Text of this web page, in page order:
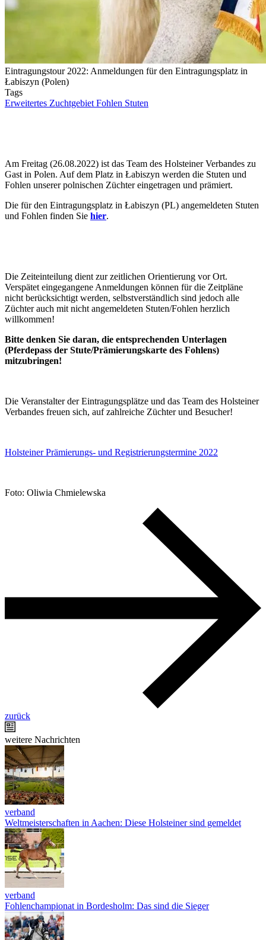
Eintragungstour 2022: Anmeldungen für den Eintragungsplatz in
Łabiszyn (Polen)
Tags
Erweitertes Zuchtgebiet Fohlen Stuten
Am Freitag (26.08.2022) ist das Team des Holsteiner Verbandes zu
Gast in Polen. Auf dem Platz in Łabiszyn werden die Stuten und
Fohlen unserer polnischen Züchter eingetragen und prämiert.
Die für den Eintragungsplatz in Łabiszyn (PL) angemeldeten Stuten
und Fohlen finden Sie hier.
Die Zeiteinteilung dient zur zeitlichen Orientierung vor Ort.
Verspätet eingegangene Anmeldungen können für die Zeitpläne
nicht berücksichtigt werden, selbstverständlich sind jedoch alle
Züchter auch mit nicht angemeldeten Stuten/Fohlen herzlich
willkommen!
Bitte denken Sie daran, die entsprechenden Unterlagen
(Pferdepass der Stute/Prämierungskarte des Fohlens)
mitzubringen!
Die Veranstalter der Eintragungsplätze und das Team des Holsteiner
Verbandes freuen sich, auf zahlreiche Züchter und Besucher!
Holsteiner Prämierungs- und Registrierungstermine 2022
Foto: Oliwia Chmielewska
zurück
weitere Nachrichten
verband
Weltmeisterschaften in Aachen: Diese Holsteiner sind gemeldet
verband
Fohlenchampionat in Bordesholm: Das sind die Sieger